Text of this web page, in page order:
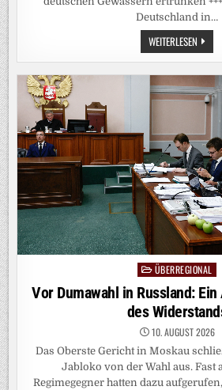
Deutschland in…
WEITERLESEN HITZE-
LKW-
WIRD
WEITER
Posted
in
ÜBERREGIONAL
Vor Dumawahl in Russland:
des
10. AUGUST 2026
Das Oberste Gericht in Moskau
Jabloko von der Wahl aus. Fast
Regimegegner hatten dazu